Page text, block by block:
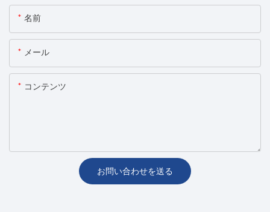
名前
メール
コンテンツ
お問い合わせを送る